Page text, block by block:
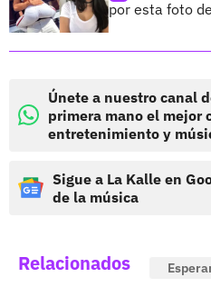
por esta foto
Únete a nuestro canal
primera mano el mejor
entretenimiento y
Sigue a La Kalle en
de la música
Relacionados